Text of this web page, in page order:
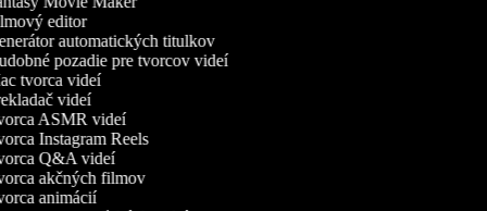
editor
automatických titulkov
pozadie pre tvorcov videí
tvorca videí
videí
ASMR videí
Instagram Reels
Q&A videí
akčných filmov
animácií